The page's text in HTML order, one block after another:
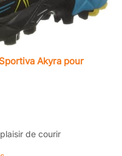
Akyra pour
de courir